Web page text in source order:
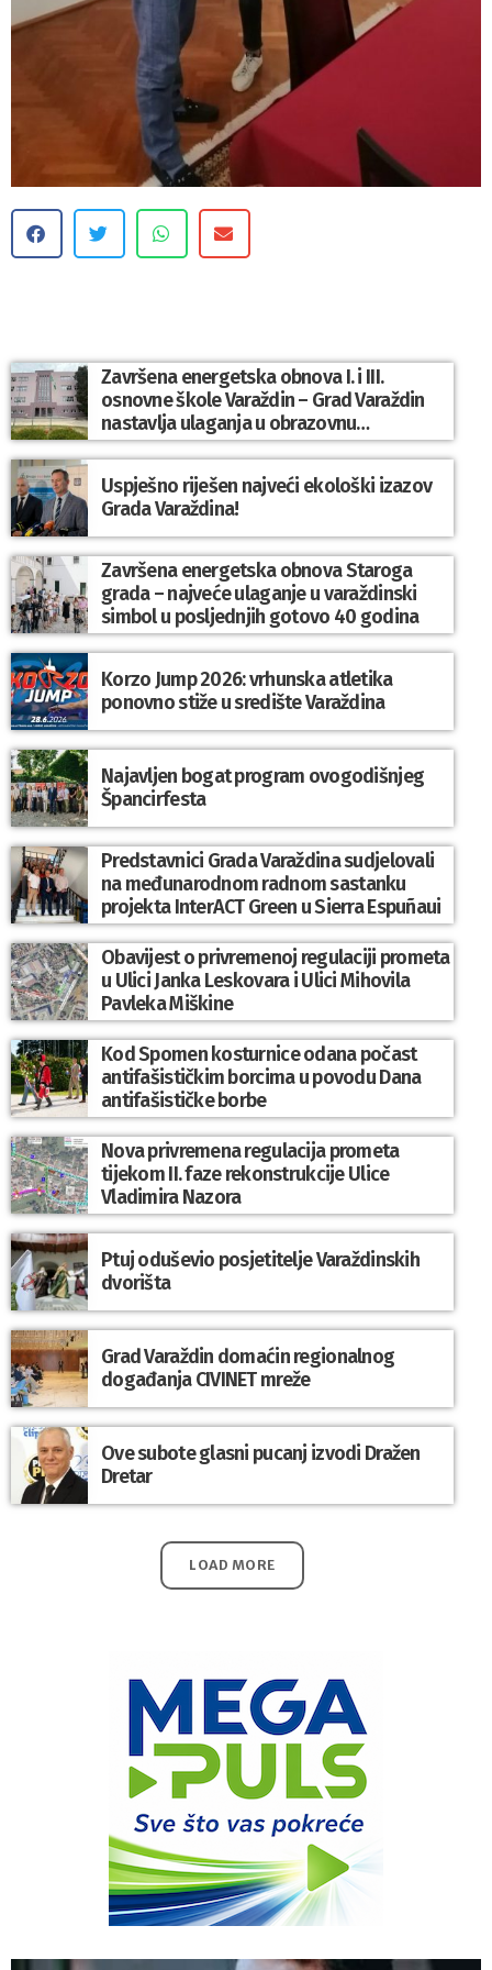
Završena energetska obnova I. i III.
osnovne škole Varaždin – Grad Varaždin
nastavlja ulaganja u obrazovnu
infrastrukturu
Uspješno riješen najveći ekološki izazov
Grada Varaždina!
Završena energetska obnova Staroga
grada – najveće ulaganje u varaždinski
simbol u posljednjih gotovo 40 godina
Korzo Jump 2026: vrhunska atletika
ponovno stiže u središte Varaždina
Najavljen bogat program ovogodišnjeg
Špancirfesta
Predstavnici Grada Varaždina sudjelovali
na međunarodnom radnom sastanku
projekta InterACT Green u Sierra Espuñaui
Obavijest o privremenoj regulaciji prometa
u Ulici Janka Leskovara i Ulici Mihovila
Pavleka Miškine
Kod Spomen kosturnice odana počast
antifašističkim borcima u povodu Dana
antifašističke borbe
Nova privremena regulacija prometa
tijekom II. faze rekonstrukcije Ulice
Vladimira Nazora
Ptuj oduševio posjetitelje Varaždinskih
dvorišta
Grad Varaždin domaćin regionalnog
događanja CIVINET mreže
Ove subote glasni pucanj izvodi Dražen
Dretar
LOAD MORE